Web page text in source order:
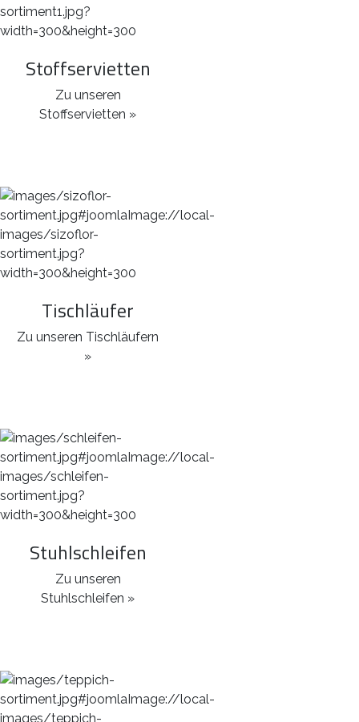
Stoffservietten
Zu unseren
Stoffservietten »
Tischläufer
Zu unseren Tischläufern
»
Stuhlschleifen
Zu unseren
Stuhlschleifen »